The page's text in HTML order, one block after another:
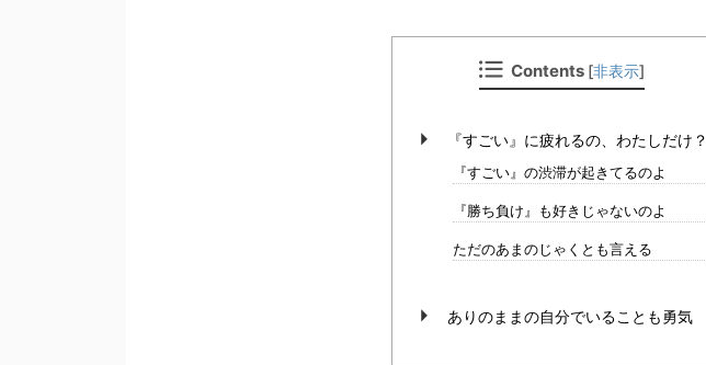
Contents [非表示]
『すごい』に疲れるの、わたしだけ？
『すごい』の渋滞が起きてるのよ
『勝ち負け』も好きじゃないのよ
ただのあまのじゃくとも言える
ありのままの自分でいることも勇気